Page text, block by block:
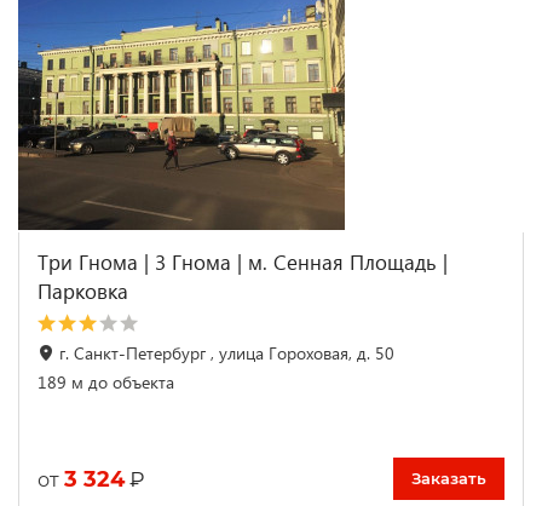
Три Гнома | 3 Гнома | м. Сенная Площадь |
Парковка
г. Санкт-Петербург , улица Гороховая, д. 50
189 м до объекта
от 3 324 ₽ Заказать